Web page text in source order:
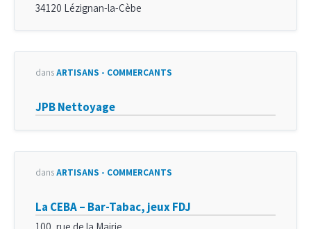
34120 Lézignan-la-Cèbe
dansARTISANS - COMMERÇANTS
JPB Nettoyage
dansARTISANS - COMMERÇANTS
La CEBA – Bar-Tabac, jeux FDJ
100, rue de la Mairie